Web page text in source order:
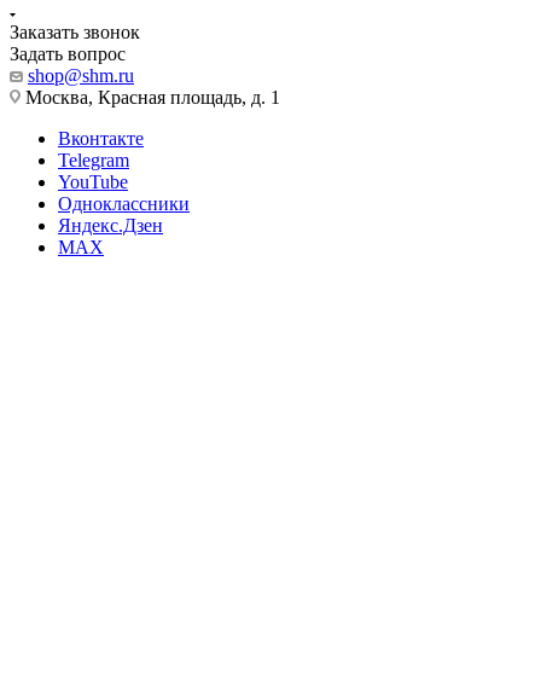
Заказать звонок
Задать вопрос
shop@shm.ru
Москва, Красная площадь, д. 1
Вконтакте
Telegram
YouTube
Одноклассники
Яндекс.Дзен
MAX